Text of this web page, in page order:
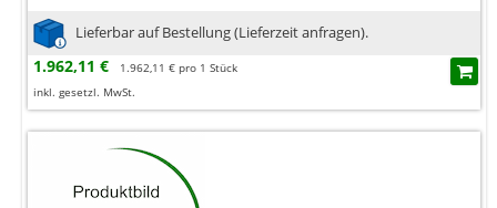
Lieferbar auf Bestellung (Lieferzeit anfragen).
1.962,11 €
1.962,11 € pro 1 Stück
inkl. gesetzl. MwSt.